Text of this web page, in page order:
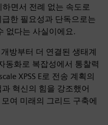
면서 전례 없는 속도로
한 필요성과 단독으로는
없다는 사실이에요.
방부터 더 연결된 생태계
동화로 복잡성에서 통찰력
XPSS E로 전송 계획의
혁신의 힘을 강조했어
여 미래의 그리드 구축에